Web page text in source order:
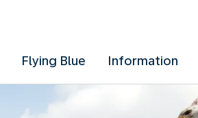
Flying Blue Information